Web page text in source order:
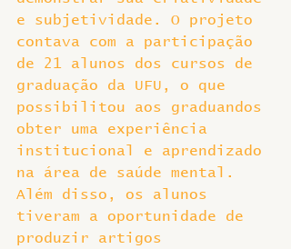
e subjetividade. O projeto
contava com a participação
de 21 alunos dos cursos de
graduação da UFU, o que
possibilitou aos graduandos
obter uma experiência
institucional e aprendizado
na área de saúde mental.
Além disso, os alunos
tiveram a oportunidade de
produzir artigos